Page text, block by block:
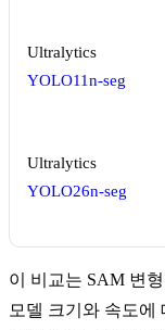
Ultralytics
YOLO11n-seg
Ultralytics
YOLO26n-seg
이 비교는 SAM 변
모델 크기와 속도에